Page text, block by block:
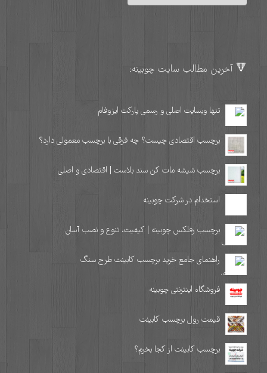
🔻 آخرین مطالب سایت چوبینه:
تنها وبسایت اصلی و رسمی پارکت ایزوفام
برچسب اقتصادی چیست؟ چه فرقی با برچسب معمولی دارد؟
برچسب شیشه مات کن سند بلاست | اقتصادی و اصلی
استخدام در شرکت چوبینه
برچسب رفلکس چوبینه | کیفیت، تنوع و نصب آسان
راهنمای جامع خرید برچسب کابینت طرح سنگ
فروشگاه اینترنتی چوبینه
قیمت رول برچسب کابینت
برچسب کابینت از کجا بخرم؟